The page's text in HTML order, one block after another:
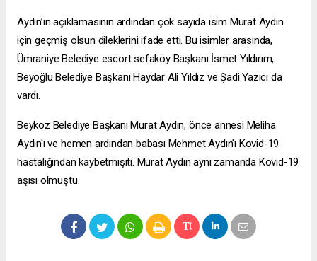
Aydın’ın açıklamasının ardından çok sayıda isim Murat Aydın
için geçmiş olsun dileklerini ifade etti. Bu isimler arasında,
Ümraniye Belediye escort sefaköyBaşkanı İsmet Yıldırım,
Beyoğlu Belediye Başkanı Haydar Ali Yıldız ve Şadi Yazıcı da
vardı.
Beykoz Belediye Başkanı Murat Aydın, önce annesi Meliha
Aydın'ı ve hemen ardından babası Mehmet Aydın'ı Kovid-19
hastalığından kaybetmişiti. Murat Aydın aynı zamanda Kovid-19
aşısı olmuştu.